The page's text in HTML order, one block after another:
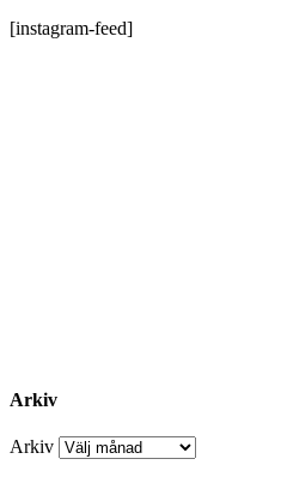
[instagram-feed]
Arkiv
Arkiv